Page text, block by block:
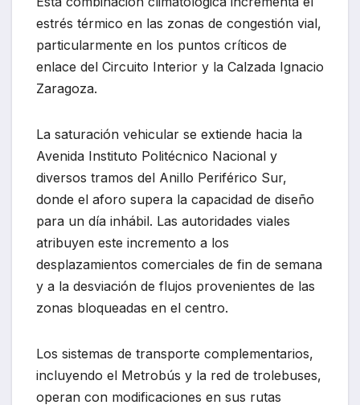
estrés térmico en las zonas de congestión vial,
particularmente en los puntos críticos de
enlace del Circuito Interior y la Calzada Ignacio
Zaragoza.
La saturación vehicular se extiende hacia la
Avenida Instituto Politécnico Nacional y
diversos tramos del Anillo Periférico Sur,
donde el aforo supera la capacidad de diseño
para un día inhábil. Las autoridades viales
atribuyen este incremento a los
desplazamientos comerciales de fin de semana
y a la desviación de flujos provenientes de las
zonas bloqueadas en el centro.
Los sistemas de transporte complementarios,
incluyendo el Metrobús y la red de trolebuses,
operan con modificaciones en sus rutas